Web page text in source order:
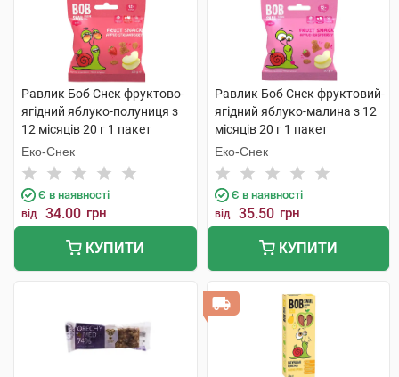
Равлик Боб Снек фруктово-
ягідний яблуко-полуниця з
12 місяців 20 г 1 пакет
Еко-Снек
Є в наявності
від 34.00 грн
КУПИТИ
Равлик Боб Снек фруктовий-
ягідний яблуко-малина з 12
місяців 20 г 1 пакет
Еко-Снек
Є в наявності
від 35.50 грн
КУПИТИ